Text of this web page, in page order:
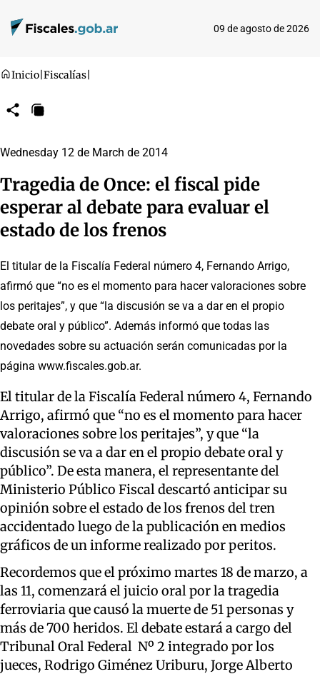
09 de agosto de 2026
Inicio Fiscalías
CompartirCopiar
Wednesday 12 de March de 2014
Tragedia de Once: el fiscal pide
esperar al debate para evaluar el
estado de los frenos
El titular de la Fiscalía Federal número 4, Fernando Arrigo,
afirmó que “no es el momento para hacer valoraciones sobre
los peritajes”, y que “la discusión se va a dar en el propio
debate oral y público”. Además informó que todas las
novedades sobre su actuación serán comunicadas por la
página www.fiscales.gob.ar.
El titular de la Fiscalía Federal número 4, Fernando
Arrigo, afirmó que “no es el momento para hacer
valoraciones sobre los peritajes”, y que “la
discusión se va a dar en el propio debate oral y
público”. De esta manera, el representante del
Ministerio Público Fiscal descartó anticipar su
opinión sobre el estado de los frenos del tren
accidentado luego de la publicación en medios
gráficos de un informe realizado por peritos.
Recordemos que el próximo martes 18 de marzo, a
las 11, comenzará el juicio oral por la tragedia
ferroviaria que causó la muerte de 51 personas y
más de 700 heridos. El debate estará a cargo del
Tribunal Oral Federal Nº 2 integrado por los
jueces, Rodrigo Giménez Uriburu, Jorge Alberto